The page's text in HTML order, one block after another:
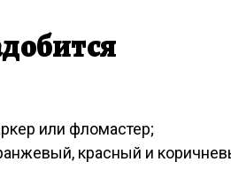
или фломастер;
красный и